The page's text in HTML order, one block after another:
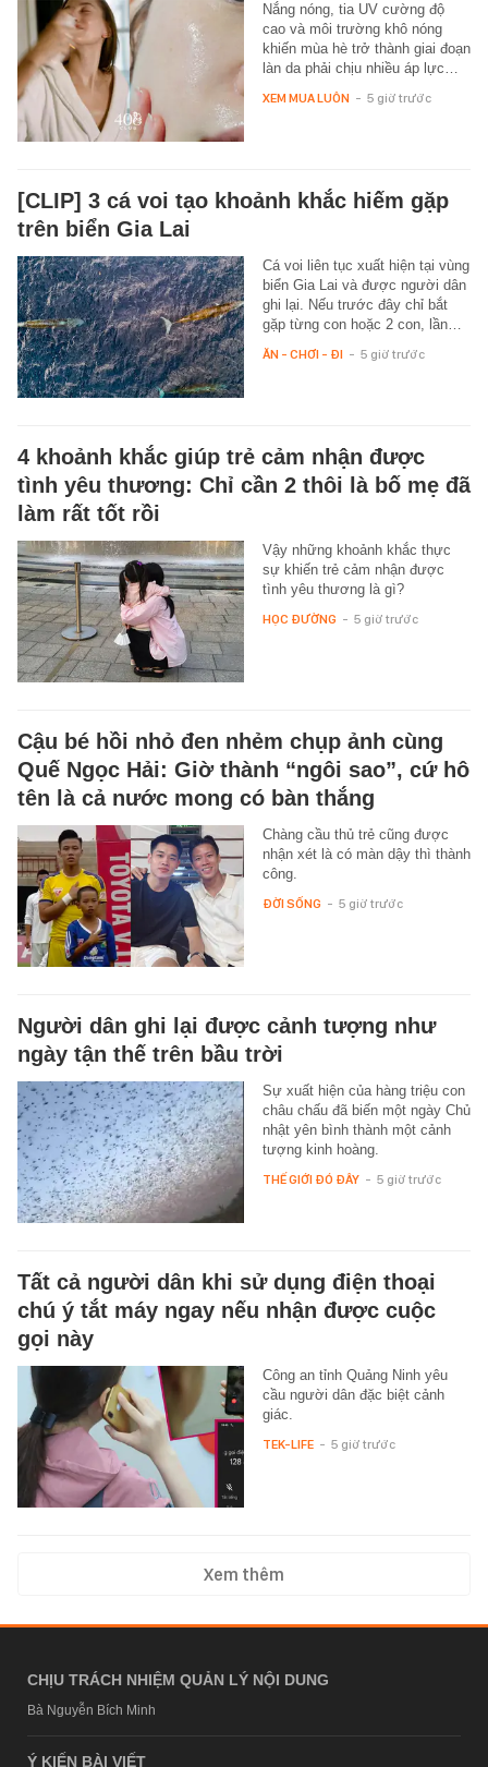
Nắng nóng, tia UV cường độ
cao và môi trường khô nóng
khiến mùa hè trở thành giai đoạn
làn da phải chịu nhiều áp lực…
XEM MUA LUÔN - 5 giờ trước
[CLIP] 3 cá voi tạo khoảnh khắc hiếm gặp
trên biển Gia Lai
Cá voi liên tục xuất hiện tại vùng
biển Gia Lai và được người dân
ghi lại. Nếu trước đây chỉ bắt
gặp từng con hoặc 2 con, lần…
ĂN - CHƠI - ĐI - 5 giờ trước
4 khoảnh khắc giúp trẻ cảm nhận được
tình yêu thương: Chỉ cần 2 thôi là bố mẹ đã
làm rất tốt rồi
Vậy những khoảnh khắc thực
sự khiến trẻ cảm nhận được
tình yêu thương là gì?
HỌC ĐƯỜNG - 5 giờ trước
Cậu bé hồi nhỏ đen nhẻm chụp ảnh cùng
Quế Ngọc Hải: Giờ thành “ngôi sao”, cứ hô
tên là cả nước mong có bàn thắng
Chàng cầu thủ trẻ cũng được
nhận xét là có màn dậy thì thành
công.
ĐỜI SỐNG - 5 giờ trước
Người dân ghi lại được cảnh tượng như
ngày tận thế trên bầu trời
Sự xuất hiện của hàng triệu con
châu chấu đã biến một ngày Chủ
nhật yên bình thành một cảnh
tượng kinh hoàng.
THẾ GIỚI ĐÓ ĐÂY - 5 giờ trước
Tất cả người dân khi sử dụng điện thoại
chú ý tắt máy ngay nếu nhận được cuộc
gọi này
Công an tỉnh Quảng Ninh yêu
cầu người dân đặc biệt cảnh
giác.
TEK-LIFE - 5 giờ trước
Xem thêm
CHỊU TRÁCH NHIỆM QUẢN LÝ NỘI DUNG
Bà Nguyễn Bích Minh
Ý KIẾN BÀI VIẾT